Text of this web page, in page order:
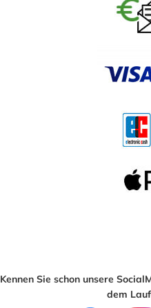
Kennen Sie schon unsere
dem